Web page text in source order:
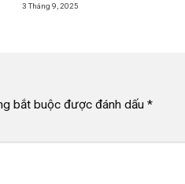
3 Tháng 9, 2025
bắt buộc được đánh dấu *